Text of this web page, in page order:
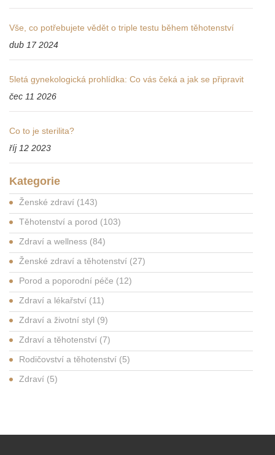
Vše, co potřebujete vědět o triple testu během těhotenství
dub 17 2024
5letá gynekologická prohlídka: Co vás čeká a jak se připravit
čec 11 2026
Co to je sterilita?
říj 12 2023
Kategorie
Ženské zdraví (143)
Těhotenství a porod (103)
Zdraví a wellness (84)
Ženské zdraví a těhotenství (27)
Porod a poporodní péče (12)
Zdraví a lékařství (11)
Zdraví a životní styl (9)
Zdraví a těhotenství (7)
Rodičovství a těhotenství (5)
Zdraví (5)